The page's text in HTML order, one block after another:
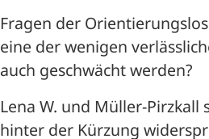
Fragen der
eine der wenigen
auch geschwächt werden?
Lena W. und Müller-
hinter der Kürzung